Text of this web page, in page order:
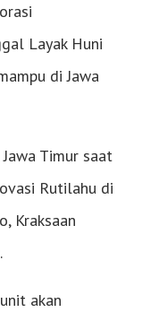
Layak Huni
di Jawa
Timur saat
Rutilahu di
Kraksaan
akan